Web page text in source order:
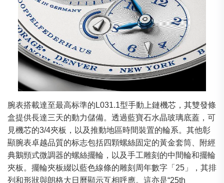
腕表搭載達至最高标準的L031.1型手動上鏈機芯，其雙發條
盒提供長達三天的動力儲備。透過藍寶石水晶玻璃底蓋，可
見機芯的3/4夾板，以及推動地區時間裝置的輪系。其他彰
顯腕表卓越品質的标志包括四顆螺絲固定的黃金套筒、附經
典鵝頸式微調器的螺絲擺輪，以及手工雕刻的中間輪和擺輪
夾板。擺輪夾板綴以藍色線條的雕刻周年數字「25」，其排
列和形狀與朗格大日曆顯示互相呼應。這亦是“25th